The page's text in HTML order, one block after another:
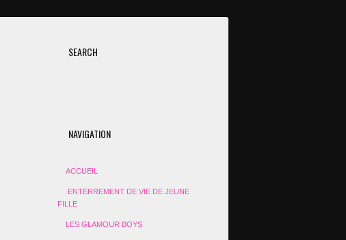
SEARCH
NAVIGATION
ACCUEIL
ENTERREMENT DE VIE DE JEUNE
FILLE
LES GLAMOUR BOYS